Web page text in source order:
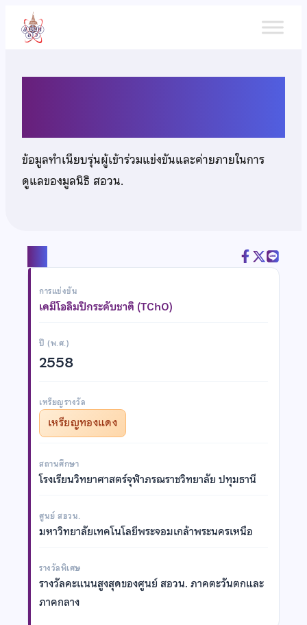
เนื้อหา
ข้อมูลทำเนียบรุ่นผู้เข้าร่วมแข่งขันและค่ายภายในการ
ดูแลของมูลนิธิ สอวน.
การแข่งขัน
เคมีโอลิมปิกระดับชาติ (TChO)
ปี (พ.ศ.)
2558
เหรียญรางวัล
เหรียญทองแดง
สถานศึกษา
โรงเรียนวิทยาศาสตร์จุฬาภรณราชวิทยาลัย ปทุมธานี
ศูนย์ สอวน.
มหาวิทยาลัยเทคโนโลยีพระจอมเกล้าพระนครเหนือ
รางวัลพิเศษ
รางวัลคะแนนสูงสุดของศูนย์ สอวน. ภาคตะวันตกและ
ภาคกลาง